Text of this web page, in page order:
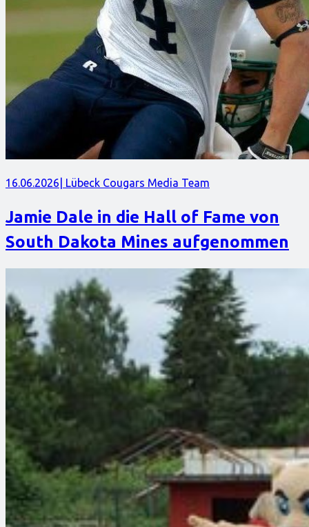
16.06.2026 | Lübeck Cougars Media Team
Jamie Dale in die Hall of Fame von
South Dakota Mines aufgenommen